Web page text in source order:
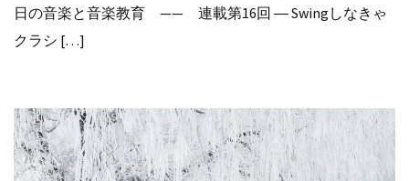
日の音楽と音楽教育 —— 連載第16回 ― Swingしなきゃ
クラシ […]